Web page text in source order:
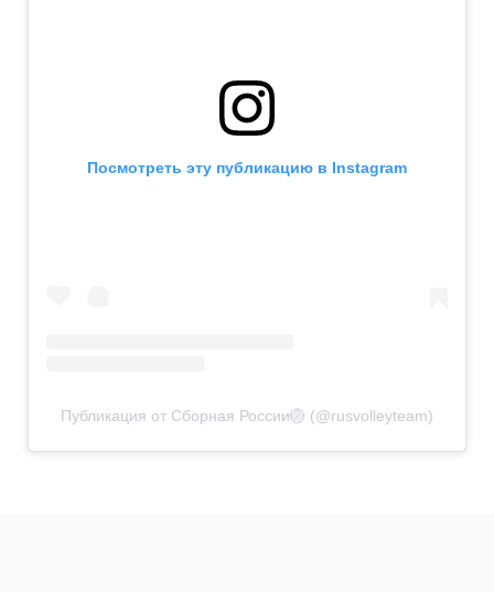
Посмотреть эту публикацию в Instagram
Публикация от Сборная России🏐 (@rusvolleyteam)